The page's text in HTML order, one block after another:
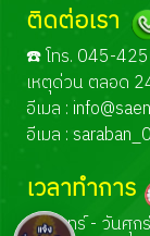
ติดต่อเรา
☎️ โทร. 045-
เหตุด่วน ตลอด
อีเมล :
อีเมล :
เวลาทำการ
วันจันทร์ - วันศุก